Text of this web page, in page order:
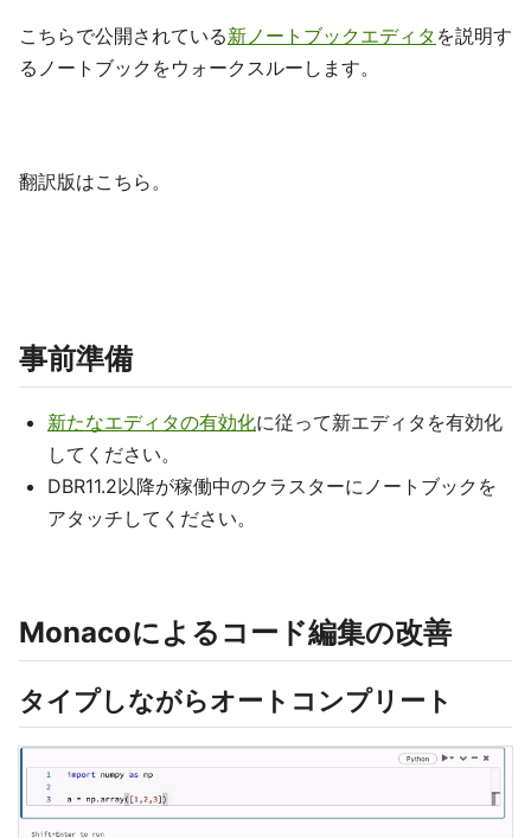
こちらで公開されている新ノートブックエディタ を説明す
るノートブックをウォークスルーします。
翻訳版はこちら。
事前準備
新たなエディタの有効化に従って新エディタを有効化
してください。
DBR11.2以降が稼働中のクラスターにノートブックを
アタッチしてください。
Monacoによるコード編集の改善
タイプしながらオートコンプリート